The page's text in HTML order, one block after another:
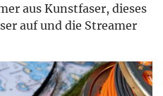
aus Kunstfaser, dieses
auf und die Streamer